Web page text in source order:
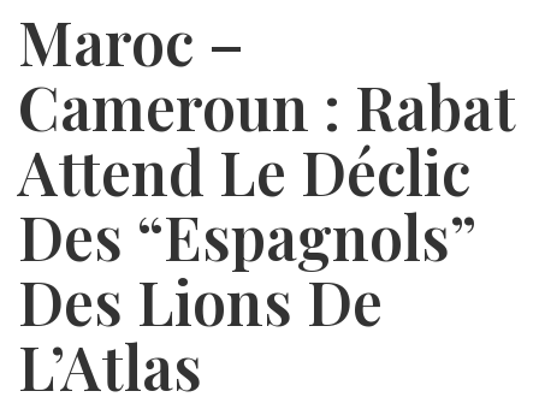
Maroc –
Cameroun : Rabat
Attend Le Déclic
Des “Espagnols”
Des Lions De
L’Atlas